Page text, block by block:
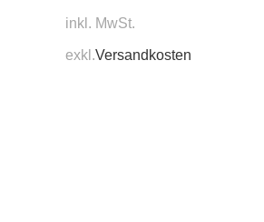
inkl. MwSt.
exkl.Versandkosten